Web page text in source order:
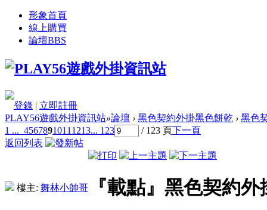
形象首頁
線上購買
論壇BBS
登錄 | 立即註冊
PLAY56遊戲外掛資訊站»論壇 › 黑色契約外掛黑色餅乾 › 黑色
1 ... 4567891011 1213... 123 / 123 頁下一頁
返回列表
樓主: 舞林小帥哥 『載點』黑色契約